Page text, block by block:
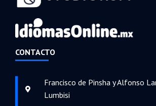
CONTACTO
Francisco de Pinsha y Alfonso
Lumbisi